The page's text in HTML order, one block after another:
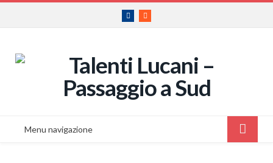
Facebook
RSS
Menu navigazione